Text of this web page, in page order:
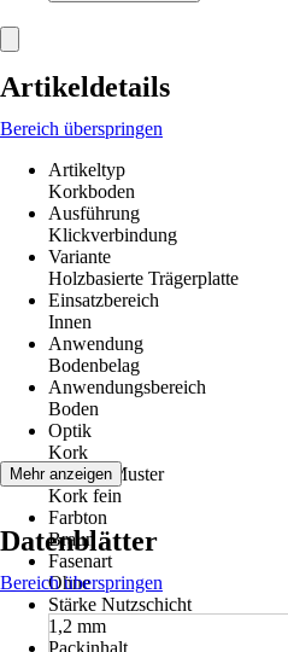
Artikeldetails
Bereich überspringen
Artikeltyp
Korkboden
Ausführung
Klickverbindung
Variante
Holzbasierte Trägerplatte
Einsatzbereich
Innen
Anwendung
Bodenbelag
Anwendungsbereich
Boden
Optik
Kork
Dekor / Muster
Kork fein
Farbton
Braun
Fasenart
Ohne
Stärke Nutzschicht
1,2 mm
Packinhalt
Mehr anzeigen
Datenblätter
Bereich überspringen